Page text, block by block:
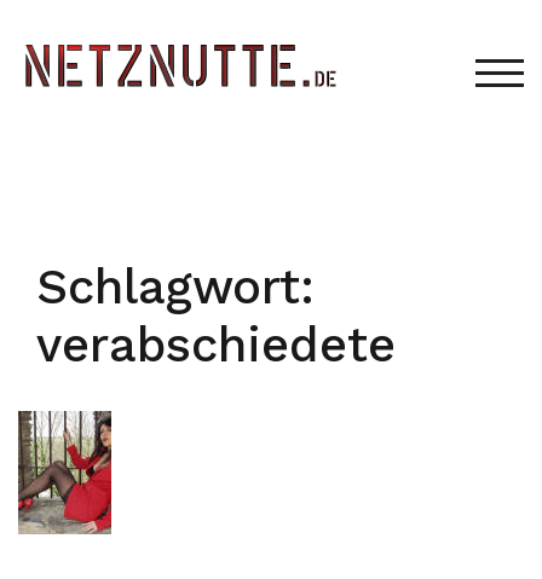
Inhalt
springen
Schlagwort:
verabschiedete